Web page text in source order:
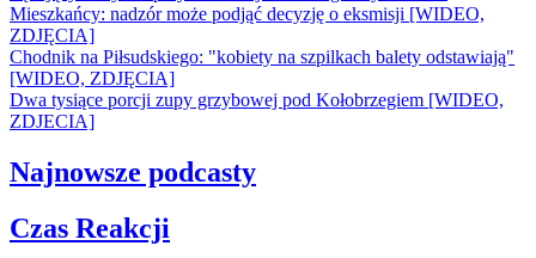
Mieszkańcy: nadzór może podjąć decyzję o eksmisji [WIDEO,
ZDJĘCIA]
Chodnik na Piłsudskiego: "kobiety na szpilkach balety odstawiają"
[WIDEO, ZDJĘCIA]
Dwa tysiące porcji zupy grzybowej pod Kołobrzegiem [WIDEO,
ZDJECIA]
Najnowsze podcasty
Czas Reakcji